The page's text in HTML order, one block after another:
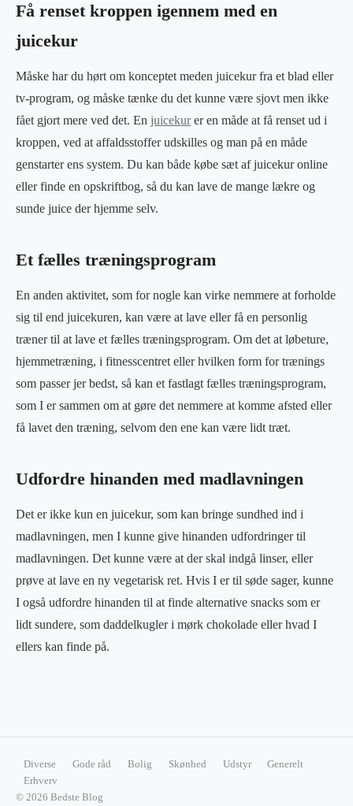
Få renset kroppen igennem med en
juicekur
Måske har du hørt om konceptet meden juicekur fra et blad eller
tv-program, og måske tænke du det kunne være sjovt men ikke
fået gjort mere ved det. En juicekurer en måde at få renset ud i
kroppen, ved at affaldsstoffer udskilles og man på en måde
genstarter ens system. Du kan både købe sæt af juicekur online
eller finde en opskriftbog, så du kan lave de mange lækre og
sunde juice der hjemme selv.
Et fælles træningsprogram
En anden aktivitet, som for nogle kan virke nemmere at forholde
sig til end juicekuren, kan være at lave eller få en personlig
træner til at lave et fælles træningsprogram. Om det at løbeture,
hjemmetræning, i fitnesscentret eller hvilken form for trænings
som passer jer bedst, så kan et fastlagt fælles træningsprogram,
som I er sammen om at gøre det nemmere at komme afsted eller
få lavet den træning, selvom den ene kan være lidt træt.
Udfordre hinanden med madlavningen
Det er ikke kun en juicekur, som kan bringe sundhed ind i
madlavningen, men I kunne give hinanden udfordringer til
madlavningen. Det kunne være at der skal indgå linser, eller
prøve at lave en ny vegetarisk ret. Hvis I er til søde sager, kunne
I også udfordre hinanden til at finde alternative snacks som er
lidt sundere, som daddelkugler i mørk chokolade eller hvad I
ellers kan finde på.
Diverse Gode råd Bolig Skønhed Udstyr
Generelt
Erhverv
© 2026 Bedste Blog